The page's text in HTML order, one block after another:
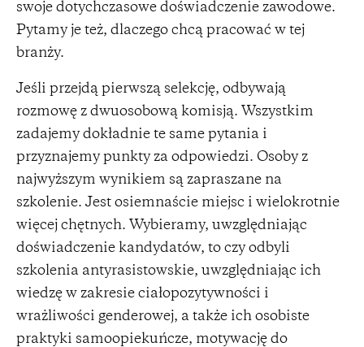
swoje dotychczasowe doświadczenie zawodowe.
Pytamy je też, dlaczego chcą pracować w tej
branży.
Jeśli przejdą pierwszą selekcję, odbywają
rozmowę z dwuosobową komisją. Wszystkim
zadajemy dokładnie te same pytania i
przyznajemy punkty za odpowiedzi. Osoby z
najwyższym wynikiem są zapraszane na
szkolenie. Jest osiemnaście miejsc i wielokrotnie
więcej chętnych. Wybieramy, uwzględniając
doświadczenie kandydatów, to czy odbyli
szkolenia antyrasistowskie, uwzględniając ich
wiedzę w zakresie ciałopozytywności i
wrażliwości genderowej, a także ich osobiste
praktyki samoopiekuńcze, motywację do